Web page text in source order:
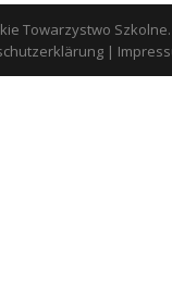
Towarzystwo
|